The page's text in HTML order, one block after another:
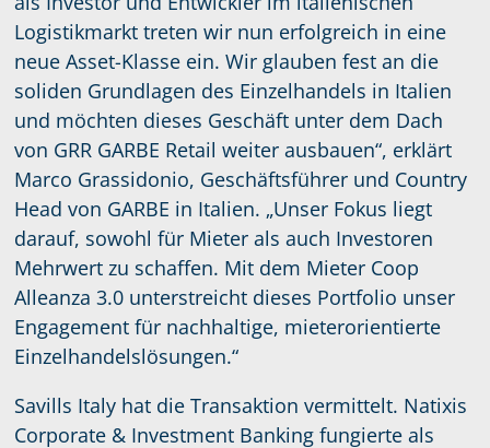
Logistikmarkt treten wir nun erfolgreich in eine
neue Asset-Klasse ein. Wir glauben fest an die
soliden Grundlagen des Einzelhandels in Italien
und möchten dieses Geschäft unter dem Dach
von GRR GARBE Retail weiter ausbauen“, erklärt
Marco Grassidonio, Geschäftsführer und Country
Head von GARBE in Italien. „Unser Fokus liegt
darauf, sowohl für Mieter als auch Investoren
Mehrwert zu schaffen. Mit dem Mieter Coop
Alleanza 3.0 unterstreicht dieses Portfolio unser
Engagement für nachhaltige, mieterorientierte
Einzelhandelslösungen.“
Savills Italy hat die Transaktion vermittelt. Natixis
Corporate & Investment Banking fungierte als